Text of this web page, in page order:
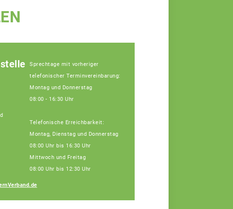
Sprechtage mit vorheriger
telefonischer Terminvereinbarung:
Montag und Donnerstag
08:00 - 16:30 Uhr
Telefonische Erreichbarkeit:
Montag, Dienstag und Donnerstag
08:00 Uhr bis 16:30 Uhr
Mittwoch und Freitag
08:00 Uhr bis 12:30 Uhr